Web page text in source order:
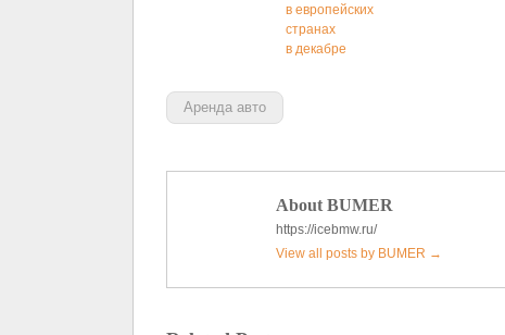
в европейских
странах
в декабре
Аренда авто
About BUMER
https://icebmw.ru/
View all posts by BUMER →